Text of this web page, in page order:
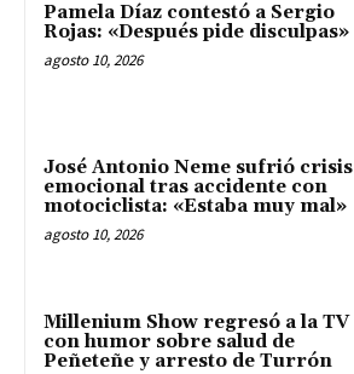
Pamela Díaz contestó a Sergio
Rojas: «Después pide disculpas»
agosto 10, 2026
José Antonio Neme sufrió crisis
emocional tras accidente con
motociclista: «Estaba muy mal»
agosto 10, 2026
Millenium Show regresó a la TV
con humor sobre salud de
Peñeteñe y arresto de Turrón